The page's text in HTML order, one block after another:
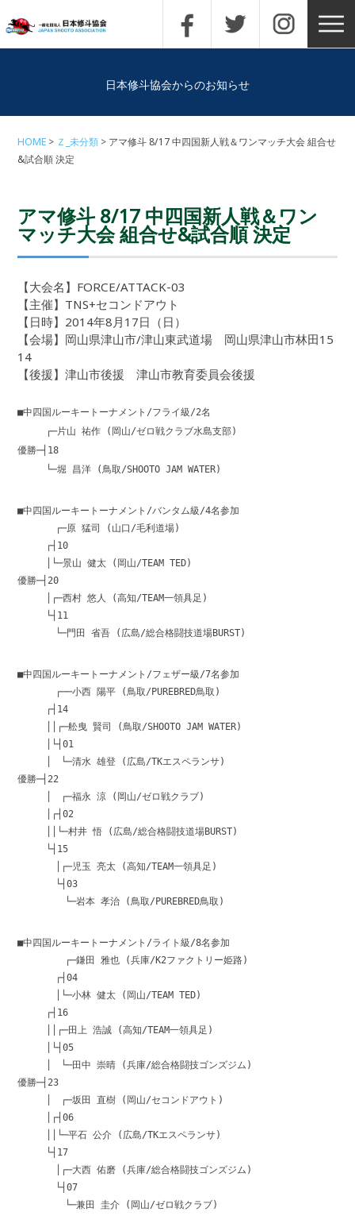
日本修斗協会からのお知らせ
HOME Ｚ_未分類
アマ修斗 8/17 中四国新人戦＆ワンマッチ大会 組合せ
&試合順 決定
アマ修斗 8/17 中四国新人戦＆ワン
マッチ大会 組合せ&試合順 決定
【大会名】FORCE/ATTACK-03
【主催】TNS+セコンドアウト
【日時】2014年8月17日（日）
【会場】岡山県津山市/津山東武道場 岡山県津山市林田15
14
【後援】津山市後援 津山市教育委員会後援
■中四国ルーキートーナメント/フライ級/2名
┌─片山 祐作 (岡山/ゼロ戦クラブ水島支部)
優勝─┤18
└─堀 昌洋 (鳥取/SHOOTO JAM WATER)
■中四国ルーキートーナメント/バンタム級/4名参加
┌─原 猛司 (山口/毛利道場)
┌┤10
│└─景山 健太 (岡山/TEAM TED)
優勝─┤20
│┌─西村 悠人 (高知/TEAM一領具足)
└┤11
└─門田 省吾 (広島/総合格闘技道場BURST)
■中四国ルーキートーナメント/フェザー級/7名参加
┌──小西 陽平 (鳥取/PUREBRED鳥取)
┌┤14
││┌─舩曳 賢司 (鳥取/SHOOTO JAM WATER)
│└┤01
│ └─清水 雄登 (広島/TKエスペランサ)
優勝─┤22
│ ┌─福永 涼 (岡山/ゼロ戦クラブ)
│┌┤02
││└─村井 悟 (広島/総合格闘技道場BURST)
└┤15
│┌─児玉 亮太 (高知/TEAM一領具足)
└┤03
└─岩本 孝治 (鳥取/PUREBRED鳥取)
■中四国ルーキートーナメント/ライト級/8名参加
┌─鎌田 雅也 (兵庫/K2ファクトリー姫路)
┌┤04
│└─小林 健太 (岡山/TEAM TED)
┌┤16
││┌─田上 浩誠 (高知/TEAM一領具足)
│└┤05
│ └─田中 崇晴 (兵庫/総合格闘技ゴンズジム)
優勝─┤23
│ ┌─坂田 直樹 (岡山/セコンドアウト)
│┌┤06
││└─平石 公介 (広島/TKエスペランサ)
└┤17
│┌─大西 佑磨 (兵庫/総合格闘技ゴンズジム)
└┤07
└─兼田 圭介 (岡山/ゼロ戦クラブ)